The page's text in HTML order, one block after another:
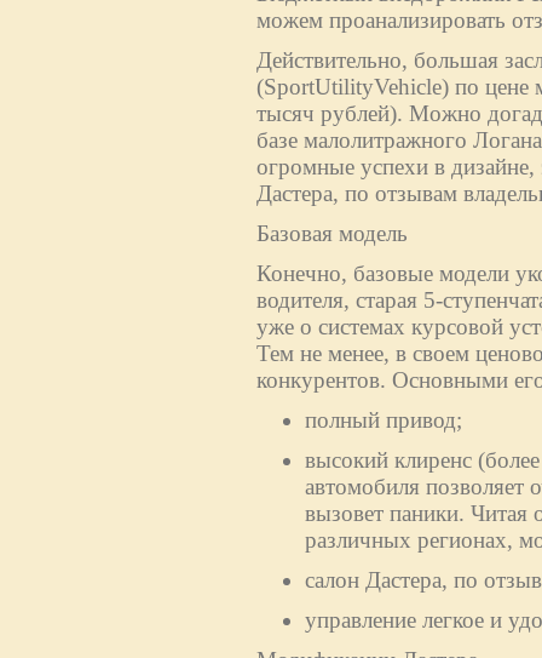
можем проанализировать
Действительно, большая
(SportUtilityVehicle) по цене
тысяч рублей). Можно
базе малолитражного
огромные успехи в
Дастера, по отзывам
Базовая модель
Конечно, базовые модели
водителя, старая 5-
уже о системах курсовой
Тем не менее, в своем
конкурентов. Основными
полный привод;
высокий клиренс
автомобиля позволяет
вызовет паники. Читая
различных регионах,
салон Дастера, по
управление легкое и